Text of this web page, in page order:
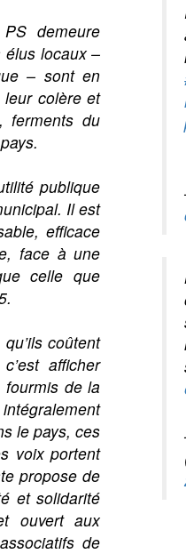
demeure
élus locaux –
– sont en
leur colère et
ferments du
publique
Il est
efficace
face à une
celle que
coûtent
afficher
de la
le pays, ces
voix portent
propose de
et solidarité
ouvert aux
de